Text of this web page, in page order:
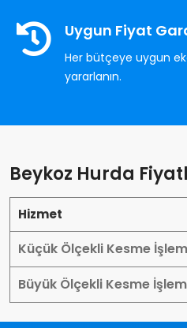
Uygun Fiyat
Her bütçeye uygun
yararlanın.
Beykoz Hurda
Hizmet
Küçük Ölçekli Kesme
Büyük Ölçekli Kesme